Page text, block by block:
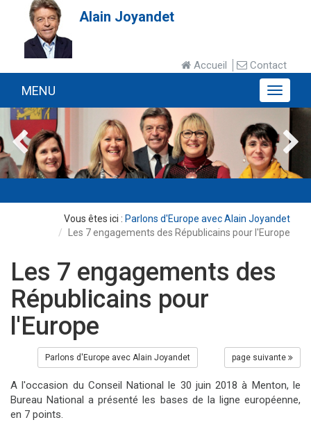
Alain Joyandet
Accueil Contact
MENU
MENU
Parlons d'Europe avec Alain Joyandet
Les 7 engagements des Républicains pour l'Europe
Les 7 engagements des
Républicains pour
l'Europe
Parlons d'Europe avec Alain Joyandet page suivante
A l'occasion du Conseil National le 30 juin 2018 à Menton, le
Bureau National a présenté les bases de la ligne européenne,
en 7 points.